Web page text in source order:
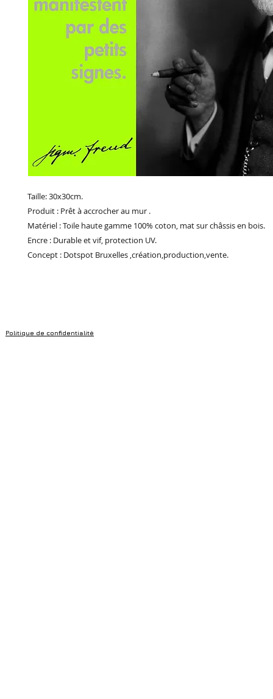
Taille: 30x30cm.
Produit : Prêt à accrocher au mur .
Matériel : Toile haute gamme 100% coton, mat sur châssis en bois.
Encre : Durable et vif, protection UV.
Concept : Dotspot Bruxelles ,création,production,vente.
Politique de confidentialité